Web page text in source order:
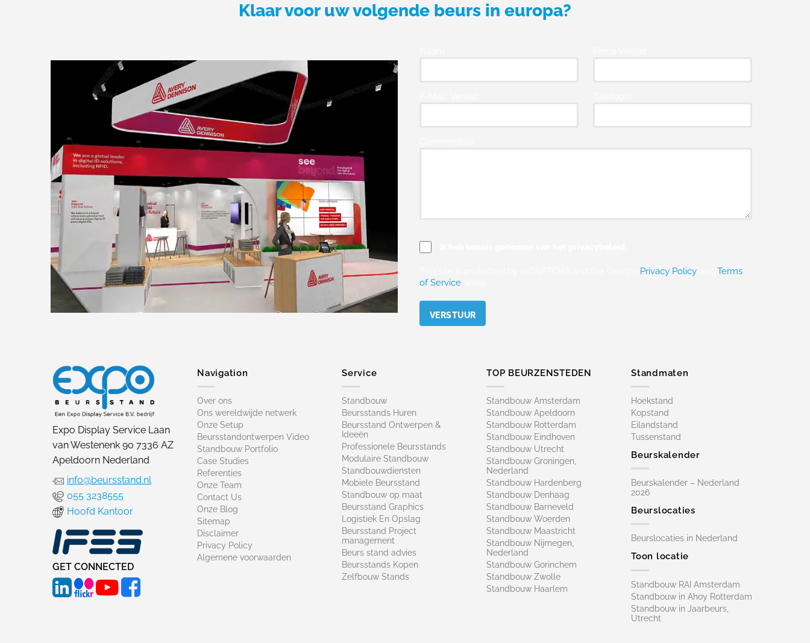
Klaar voor uw volgende beurs in europa?
Privacy Policy
Terms
of Service
Expo Display Service Laan
van Westenenk 90 7336 AZ
Apeldoorn Nederland
info@beursstand.nl
055 3238555
Hoofd Kantoor
GET CONNECTED
Navigation
Over ons
Ons wereldwijde netwerk
Onze Setup
Beursstandontwerpen Video
Standbouw Portfolio
Case Studies
Referenties
Onze Team
Contact Us
Onze Blog
Sitemap
Disclaimer
Privacy Policy
Algemene voorwaarden
Service
Standbouw
Beursstands Huren
Beursstand Ontwerpen &
Ideeën
Professionele Beursstands
Modulaire Standbouw
Standbouwdiensten
Mobiele Beursstand
Standbouw op maat​
Beursstand Graphics
Logistiek En Opslag
Beursstand Project
management
Beurs stand advies
Beursstands Kopen
Zelfbouw Stands
TOP BEURZENSTEDEN
Standbouw Amsterdam
Standbouw Apeldoorn
Standbouw Rotterdam
Standbouw Eindhoven
Standbouw Utrecht
Standbouw Groningen,
Nederland
Standbouw Hardenberg
Standbouw Denhaag
Standbouw Barneveld
Standbouw Woerden
Standbouw Maastricht
Standbouw Nijmegen,
Nederland
Standbouw Gorinchem
Standbouw Zwolle
Standbouw Haarlem
Standmaten
Hoekstand
Kopstand
Eilandstand
Tussenstand
Beurskalender
Beurskalender – Nederland
2026
Beurslocaties
Beurslocaties in Nederland
Toon locatie
Standbouw RAI Amsterdam
Standbouw in Ahoy Rotterdam
Standbouw in Jaarbeurs,
Utrecht